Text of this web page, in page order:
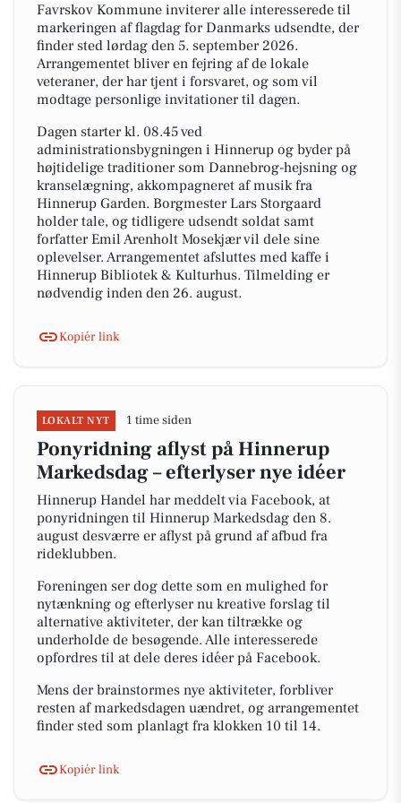
Favrskov Kommune inviterer alle interesserede til
markeringen af flagdag for Danmarks udsendte, der
finder sted lørdag den 5. september 2026.
Arrangementet bliver en fejring af de lokale
veteraner, der har tjent i forsvaret, og som vil
modtage personlige invitationer til dagen.
Dagen starter kl. 08.45 ved
administrationsbygningen i Hinnerup og byder på
højtidelige traditioner som Dannebrog-hejsning og
kranselægning, akkompagneret af musik fra
Hinnerup Garden. Borgmester Lars Storgaard
holder tale, og tidligere udsendt soldat samt
forfatter Emil Arenholt Mosekjær vil dele sine
oplevelser. Arrangementet afsluttes med kaffe i
Hinnerup Bibliotek & Kulturhus. Tilmelding er
nødvendig inden den 26. august.
Kopiér link
LOKALT NYT 1 time siden
Ponyridning aflyst på Hinnerup
Markedsdag – efterlyser nye idéer
Hinnerup Handel har meddelt via Facebook, at
ponyridningen til Hinnerup Markedsdag den 8.
august desværre er aflyst på grund af afbud fra
rideklubben.
Foreningen ser dog dette som en mulighed for
nytænkning og efterlyser nu kreative forslag til
alternative aktiviteter, der kan tiltrække og
underholde de besøgende. Alle interesserede
opfordres til at dele deres idéer på Facebook.
Mens der brainstormes nye aktiviteter, forbliver
resten af markedsdagen uændret, og arrangementet
finder sted som planlagt fra klokken 10 til 14.
Kopiér link